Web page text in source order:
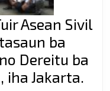
Asean Sivil
ba
Dereitu ba
iha Jakarta.